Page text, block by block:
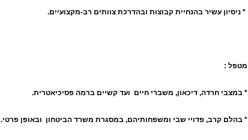
* ניסיון עשיר בהנחיית קבוצות ובהדרכת צוותים רב-מקצועיים.
מטפל :
* במצבי חרדה, דיכאון, משברי חיים ועד קשיים ברמה פסיכיאטרית.
* בהלם קרב, פדויי שבי ומשפחותיהם, במסגרת משרד הביטחון ובאופן פרטי.